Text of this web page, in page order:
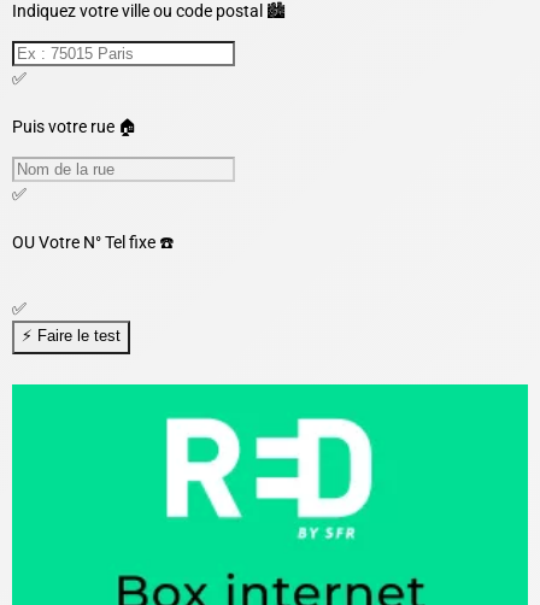
Indiquez votre ville ou code postal 🏙️
✅
Puis votre rue 🏠
✅
OUVotre N° Tel fixe ☎️
✅